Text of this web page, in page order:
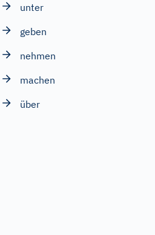
unter
geben
nehmen
machen
über